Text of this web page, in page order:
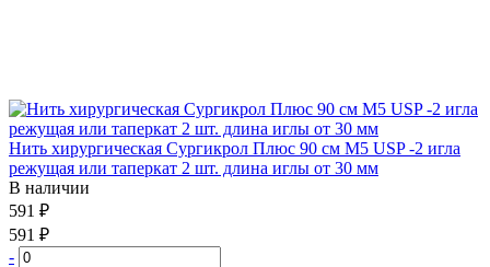
Нить хирургическая Сургикрол Плюс 90 см М5 USP -2 игла
режущая или таперкат 2 шт. длина иглы от 30 мм
В наличии
591 ₽
591 ₽
-